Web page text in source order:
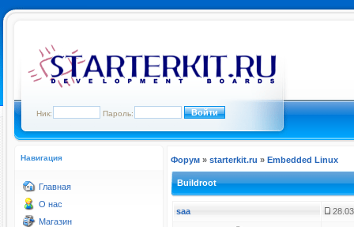
Ник: Пароль:
Навигация
Главная
О нас
Магазин
Форум » starterkit.ru » Embedded Linux
Buildroot
saa